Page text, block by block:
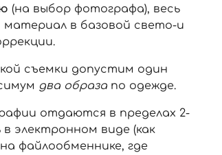
(на выбор фотографа), весь
материал в базовой свето-и
съемки допустим один
два образа по одежде.
отдаются в пределах 2-
в электронном виде (как
файлообменнике, где